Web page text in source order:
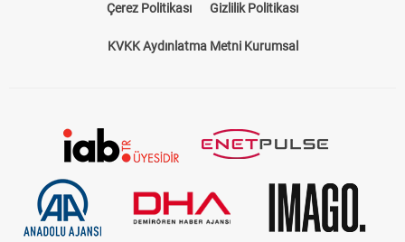
Çerez Politikası Gizlilik Politikası
KVKK Aydınlatma Metni Kurumsal